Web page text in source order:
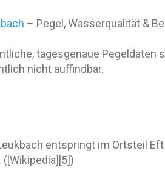
– Pegel, Wasserqualität &
tagesgenaue Pegeldaten
nicht auffindbar.
entspringt im Ortsteil
. ([Wikipedia][5])